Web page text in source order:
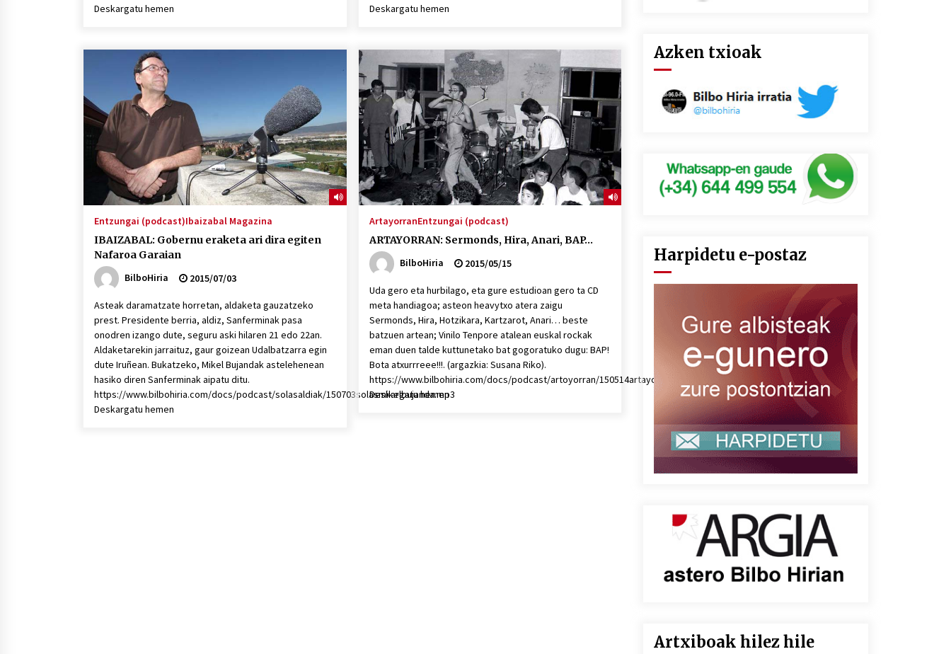
Deskargatu hemen
Deskargatu hemen
Entzungai (podcast)Ibaizabal Magazina
IBAIZABAL: Gobernu eraketa ari dira egiten
Nafaroa Garaian
BilboHiria
2015/07/03
Asteak daramatzate horretan, aldaketa gauzatzeko
prest. Presidente berria, aldiz, Sanferminak pasa
onodren izango dute, seguru aski hilaren 21 edo 22an.
Aldaketarekin jarraituz, gaur goizean Udalbatzarra egin
dute Iruñean. Bukatzeko, Mikel Bujandak astelehenean
hasiko diren Sanferminak aipatu ditu.
https://www.bilbohiria.com/docs/podcast/solasaldiak/150703solasmikelbujanda.mp3
Deskargatu hemen
ArtayorranEntzungai (podcast)
ARTAYORRAN: Sermonds, Hira, Anari, BAP…
BilboHiria
2015/05/15
Uda gero eta hurbilago, eta gure estudioan gero ta CD
meta handiagoa; asteon heavytxo atera zaigu
Sermonds, Hira, Hotzikara, Kartzarot, Anari… beste
batzuen artean; Vinilo Tenpore atalean euskal rockak
eman duen talde kuttunetako bat gogoratuko dugu: BAP!
Bota atxurrreee!!!. (argazkia: Susana Riko).
https://www.bilbohiria.com/docs/podcast/artoyorran/150514artayorran.mp3
Deskargatu hemen
Azken txioak
Harpidetu e-postaz
Artxiboak hilez hile